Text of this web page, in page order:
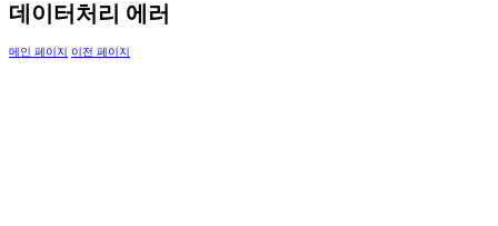
데이터처리 에러
메인 페이지 이전 페이지